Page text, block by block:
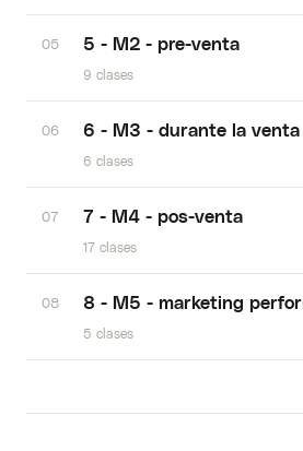
05 5 - M2 - pre-venta
9 clases
06 6 - M3 - durante la venta
6 clases
07 7 - M4 - pos-venta
17 clases
08 8 - M5 - marketing
5 clases